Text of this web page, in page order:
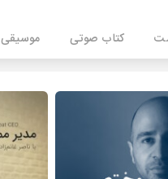
کتاب صوتی موسیقی